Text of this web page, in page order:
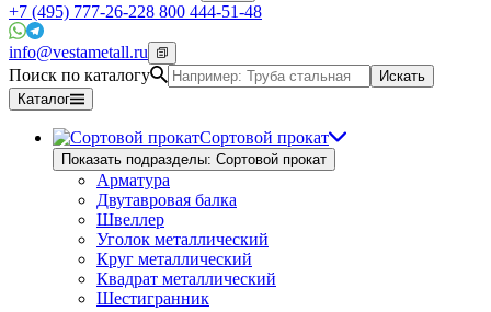
+7 (495) 777-26-228 800 444-51-48
info@vestametall.ru
Поиск по каталогу
Искать
Каталог
Сортовой прокат
Показать подразделы: Сортовой прокат
Арматура
Двутавровая балка
Швеллер
Уголок металлический
Круг металлический
Квадрат металлический
Шестигранник